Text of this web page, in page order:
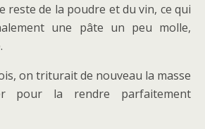
reste de la poudre et du vin, ce qui
une pâte un peu molle,
on triturait de nouveau la masse
pour la rendre parfaitement